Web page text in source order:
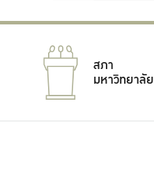
สภา
มหาวิทยาลัย